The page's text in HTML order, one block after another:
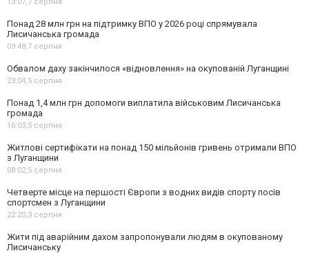
Понад 28 млн грн на підтримку ВПО у 2026 році спрямувала
Лисичанська громада
09:48,7 серпня
Обвалом даху закінчилося «відновлення» на окупованій Луганщині
23:04,5 серпня
Понад 1,4 млн грн допомоги виплатила військовим Лисичанська
громада
16:03,5 серпня
Житлові сертифікати на понад 150 мільйонів гривень отримали ВПО
з Луганщини
08:02,5 серпня
Четверте місце на першості Європи з водних видів спорту посів
спортсмен з Луганщини
22:20,3 серпня
Жити під аварійним дахом запропонували людям в окупованому
Лисичанську